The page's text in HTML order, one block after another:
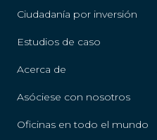
Ciudadanía por inversión
Estudios de caso
Acerca de
Asóciese con nosotros
Oficinas en todo el mundo